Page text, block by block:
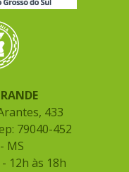
433
79040-452
MS
12h às 18h